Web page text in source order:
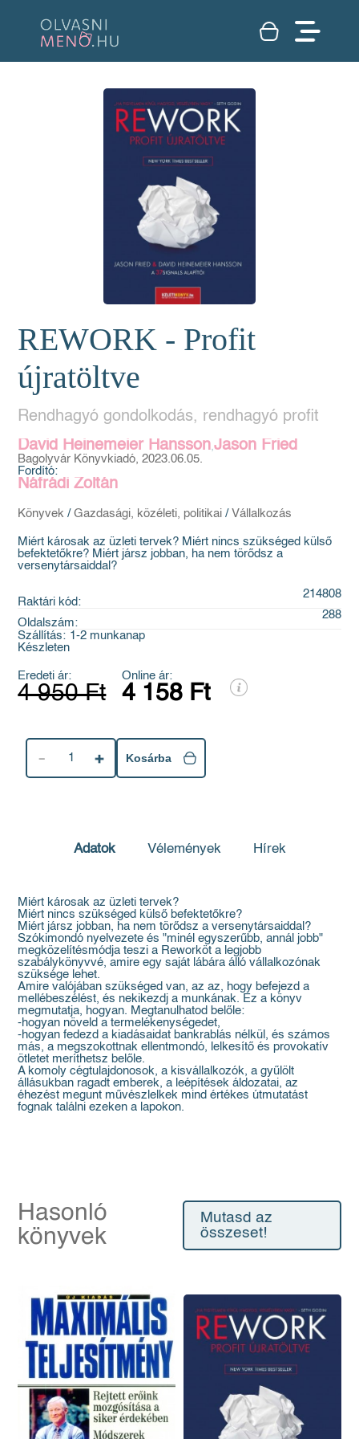
REWORK - Profit
újratöltve
Rendhagyó gondolkodás, rendhagyó profit
David Heinemeier Hansson ,Jason Fried
Bagolyvár Könyvkiadó, 2023.06.05.
Fordító:
Náfrádi Zoltán
Könyvek / Gazdasági, közéleti, politikai / Vállalkozás
Miért károsak az üzleti tervek? Miért nincs szükséged külső
befektetőkre? Miért jársz jobban, ha nem törődsz a
versenytársaiddal?
Raktári kód:
214808
Oldalszám:
288
Szállítás: 1-2 munkanap
Készleten
Eredeti ár:
4 950 Ft
Online ár:
4 158 Ft
1 Kosárba
Adatok Vélemények Hírek
Miért károsak az üzleti tervek?
Miért nincs szükséged külső befektetőkre?
Miért jársz jobban, ha nem törődsz a versenytársaiddal?
Szókimondó nyelvezete és "minél egyszerűbb, annál jobb"
megközelítésmódja teszi a Reworköt a legjobb
szabálykönyvvé, amire egy saját lábára álló vállalkozónak
szüksége lehet.
Amire valójában szükséged van, az az, hogy befejezd a
mellébeszélést, és nekikezdj a munkának. Ez a könyv
megmutatja, hogyan. Megtanulhatod belőle:
-hogyan növeld a termelékenységedet,
-hogyan fedezd a kiadásaidat bankrablás nélkül, és számos
más, a megszokottnak ellentmondó, lelkesítő és provokatív
ötletet meríthetsz belőle.
A komoly cégtulajdonosok, a kisvállalkozók, a gyűlölt
állásukban ragadt emberek, a leépítések áldozatai, az
éhezést megunt művészlelkek mind értékes útmutatást
fognak találni ezeken a lapokon.
Hasonló
könyvek
Mutasd az
összeset!